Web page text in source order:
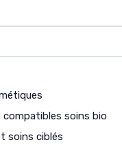
compatibles soins bio
soins ciblés